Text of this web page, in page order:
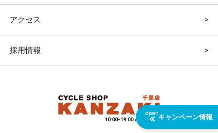
キャンペーン情報
アクセス
採用情報
10:00-19:00 / 水曜定休